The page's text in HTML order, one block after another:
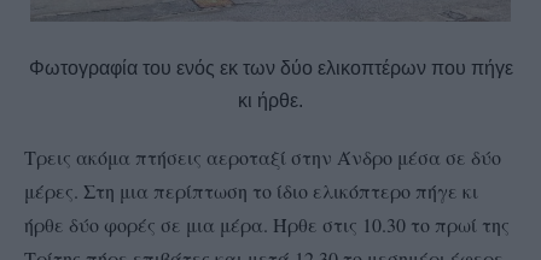
Φωτογραφία του ενός εκ των δύο ελικοπτέρων που πήγε
κι ήρθε.
Τρεις ακόμα πτήσεις αεροταξί στην Άνδρο μέσα σε δύο
μέρες. Στη μια περίπτωση το ίδιο ελικόπτερο πήγε κι
ήρθε δύο φορές σε μια μέρα. Ήρθε στις 10.30 το πρωί της